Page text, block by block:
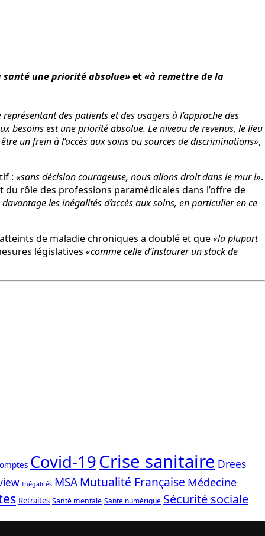
santé une priorité absolue»et«à remettre de la
des patients et des usagers à l’approche des
besoins est une priorité absolue. Le niveau de revenus, le lieu
un frein à l’accès aux soins ou sources de discriminations»,
: «sans décision courageuse, nous allons droit dans le mur !».
rôle des professions paramédicales dans l’offre de
les inégalités d’accès aux soins, en particulier en ce
de maladie chroniques a doublé et que«la plupart
législatives «comme celle d’instaurer un stock de
Covid-19Crise sanitaire Drees
Inégalités MSAMutualité Française Médecine
Retraites Santé mentale Santé numérique Sécurité sociale